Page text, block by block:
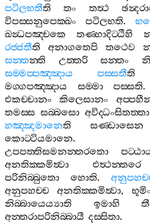
පටිලභතීති තං තත්‍ථ
විපස‍්සනුපෙක‍්ඛං
පටිලභති.
ඛන්‍ධපඤ‍්චකෙ
තණ‍්හාදිට‍්ඨීහි
රජ‍්ජතීති අනාගතෙපි තථෙව
සන‍්තන‍්ති උත‍්තරි සන‍්තං
සම‍්මප‍්පඤ‍්ඤාය
පස‍්සතීති
මග‍්ගපඤ‍්ඤාය
සම‍්මා පස‍්සති.
එකච‍්චානං
කිලෙසානං
තමස‍්ස සබ‍්බසො අවිද‍්ධංසිතත‍්තා
හඤ‍්ඤමානෙති සණ‍්ඩාසෙන
කොට‍්ටියමානෙ
උපපත‍්තිසමනන‍්තරතො
අනතික‍්කමිත්‍වා
එත්‍ථන‍්තරෙ
පරිනිබ‍්බුතො
හොති.
අනුපහච‍්ච
අනතික‍්කමිත්‍වා,
නිබ‍්බායෙය්‍යාති
ඉමාහි
අන‍්තරාපරිනිබ‍්බායී දස‍්සිතා.